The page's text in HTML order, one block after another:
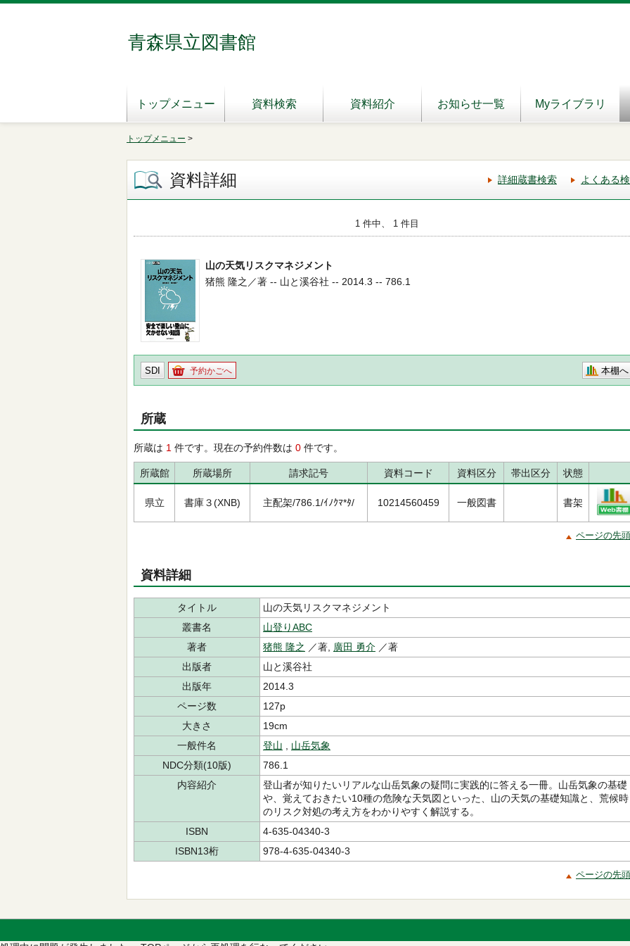
青森県立図書館
トップメニュー 資料検索 資料紹介 お知らせ一覧 Myライブラリ
トップメニュー >
資料詳細 詳細蔵書検索 よくある
1 件中、 1 件目
山の天気リスクマネジメント
猪熊 隆之／著 -- 山と溪谷社 -- 2014.3 -- 786.1
SDI 予約かごへ 本棚へ
所蔵
所蔵は 1 件です。現在の予約件数は 0 件です。
所蔵館 所蔵場所 請求記号 資料コード 資料区分 帯出区分 状態
県立 書庫３(XNB) 主配架/786.1/ｲﾉｸﾏ*ﾀ/ 10214560459 一般図書 書架
ページの先
資料詳細
タイトル
山の天気リスクマネジメント
叢書名
山登りABC
著者
猪熊 隆之 ／著, 廣田 勇介 ／著
出版者
山と溪谷社
出版年
2014.3
ページ数
127p
大きさ
19cm
一般件名
登山
山岳気象
NDC分類(10版)
786.1
内容紹介
登山者が知りたいリアルな山岳気象の疑問に実践的に答える一冊。山岳気象の基礎
や、覚えておきたい10種の危険な天気図といった、山の天気の基礎知識と、荒候時
のリスク対処の考え方をわかりやすく解説する。
ISBN
4-635-04340-3
ISBN13桁
978-4-635-04340-3
ページの先